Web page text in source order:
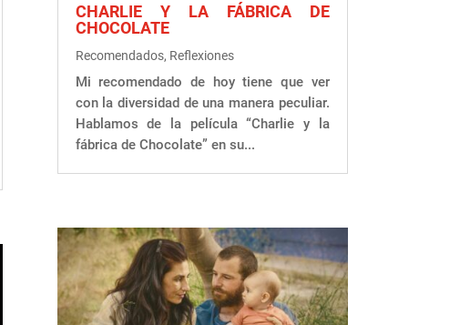
CHARLIE Y LA FÁBRICA DE
CHOCOLATE
Recomendados, Reflexiones
Mi recomendado de hoy tiene que ver
con la diversidad de una manera peculiar.
Hablamos de la película “Charlie y la
fábrica de Chocolate” en su...